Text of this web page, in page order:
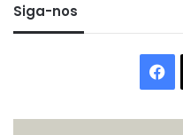
Siga-nos